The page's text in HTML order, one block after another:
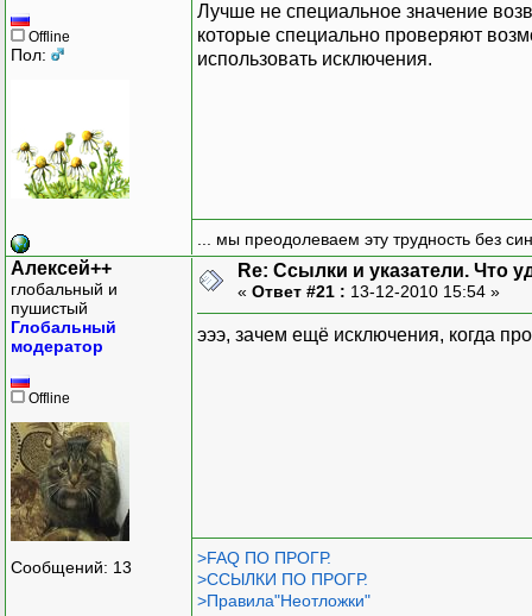
Offline
Пол:
Лучше не специальное значение
которые специально проверяют
использовать исключения.
... мы преодолеваем эту трудность без
Алексей++
глобальный и
пушистый
Глобальный
модератор
Offline
Сообщений: 13
Re: Ссылки и указатели. Что
« Ответ #21 : 13-12-2010 15:54 »
эээ, зачем ещё исключения, когда
>FAQ ПО ПРОГР.
>ССЫЛКИ ПО ПРОГР.
>Правила"Неотложки"